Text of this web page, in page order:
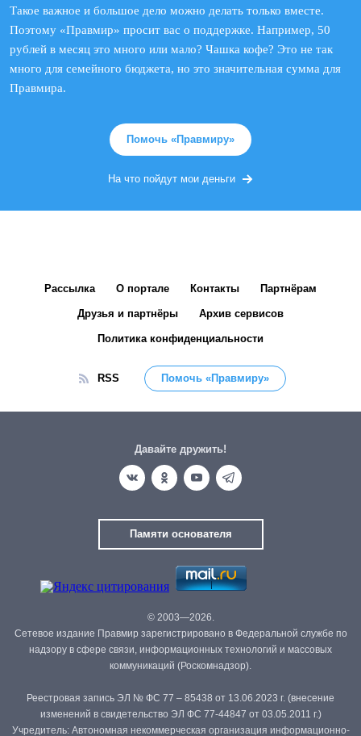
Такое важное и большое дело можно делать только вместе.
Поэтому «Правмир» просит вас о поддержке. Например, 50
рублей в месяц это много или мало? Чашка кофе? Это не так
много для семейного бюджета, но это значительная сумма для
Правмира.
Помочь «Правмиру»
На что пойдут мои деньги
Рассылка О портале Контакты Партнёрам
Друзья и партнёры Архив сервисов
Политика конфиденциальности
RSS Помочь «Правмиру»
Давайте дружить!
Памяти основателя
© 2003—2026.
Сетевое издание Правмир зарегистрировано в Федеральной службе по
надзору в сфере связи, информационных технологий и массовых
коммуникаций (Роскомнадзор).
Реестровая запись ЭЛ № ФС 77 – 85438 от 13.06.2023 г. (внесение
изменений в свидетельство ЭЛ ФС 77-44847 от 03.05.2011 г.)
Учредитель: Автономная некоммерческая организация информационно-